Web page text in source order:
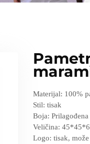
Materijal: 100%
Stil: tisak
Boja: Prilagođena
Veličina:
Logo: tisak,